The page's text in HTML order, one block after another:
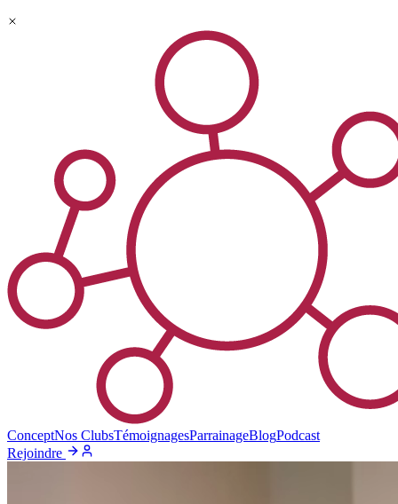
ConceptNos ClubsTémoignagesParrainageBlogPodcast
Rejoindre